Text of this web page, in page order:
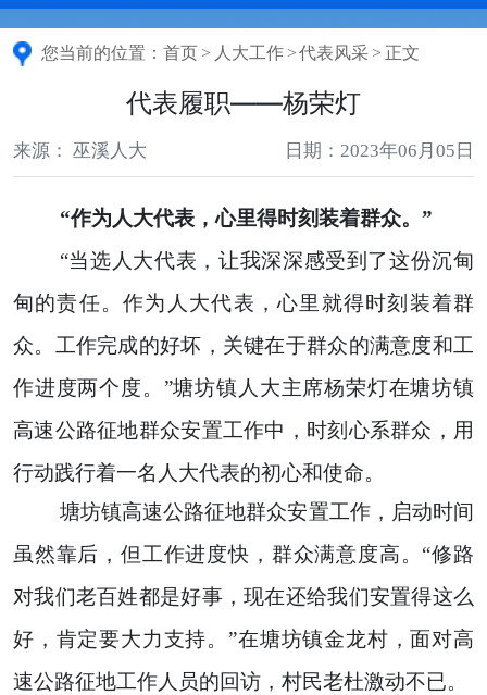
您当前的位置： 首页 > 人大工作 > 代表风采 > 正文
代表履职——杨荣灯
来源： 巫溪人大 日期：2023年06月05日
“作为人大代表，心里得时刻装着群众。”
“当选人大代表，让我深深感受到了这份沉甸
甸的责任。作为人大代表，心里就得时刻装着群
众。工作完成的好坏，关键在于群众的满意度和工
作进度两个度。”塘坊镇人大主席杨荣灯在塘坊镇
高速公路征地群众安置工作中，时刻心系群众，用
行动践行着一名人大代表的初心和使命。
塘坊镇高速公路征地群众安置工作，启动时间
虽然靠后，但工作进度快，群众满意度高。“修路
对我们老百姓都是好事，现在还给我们安置得这么
好，肯定要大力支持。”在塘坊镇金龙村，面对高
速公路征地工作人员的回访，村民老杜激动不已。